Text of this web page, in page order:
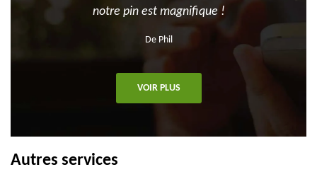
notre pin est magnifique !
De Phil
VOIR PLUS
Autres services